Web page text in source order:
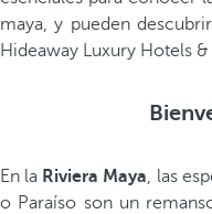
maya, y pueden
Hideaway Luxury Hotels
En la Riviera Maya, las
o Paraíso son un